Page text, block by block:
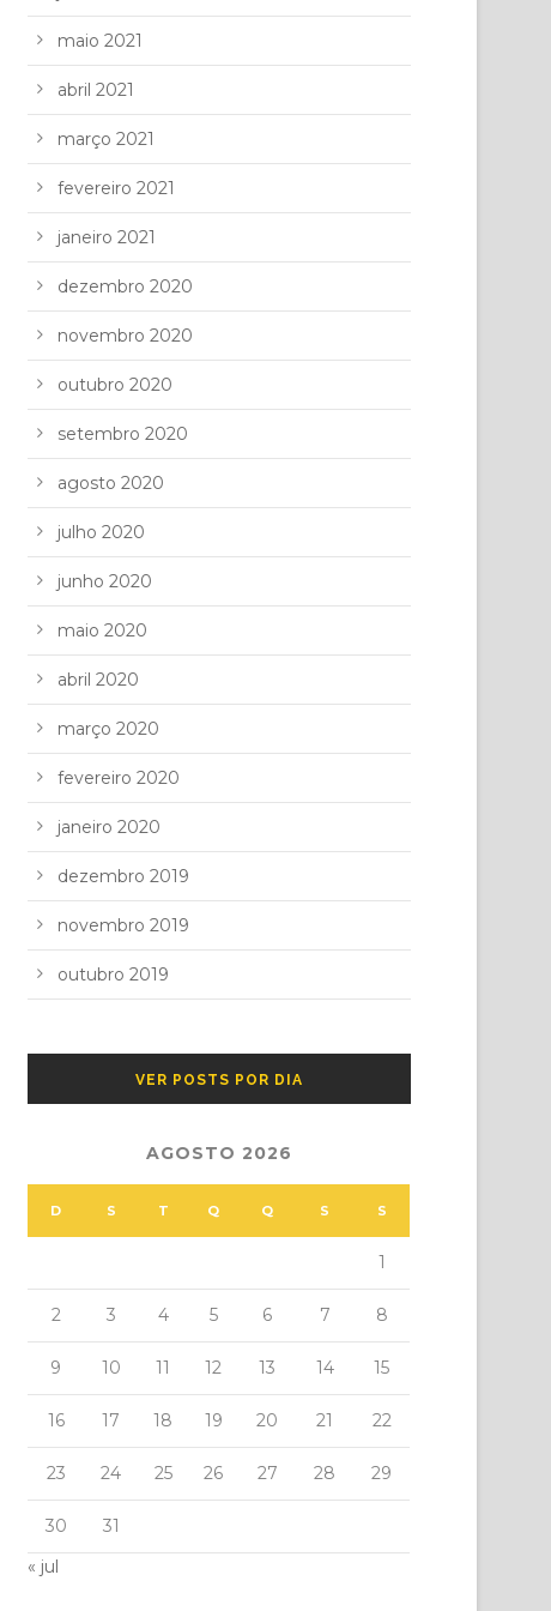
maio 2021
abril 2021
março 2021
fevereiro 2021
janeiro 2021
dezembro 2020
novembro 2020
outubro 2020
setembro 2020
agosto 2020
julho 2020
junho 2020
maio 2020
abril 2020
março 2020
fevereiro 2020
janeiro 2020
dezembro 2019
novembro 2019
outubro 2019
VER POSTS POR DIA
AGOSTO 2026
D S T Q Q S S
1
2 3 4 5 6 7 8
9 10 11 12 13 14 15
16 17 18 19 20 21 22
23 24 25 26 27 28 29
30
31
« jul